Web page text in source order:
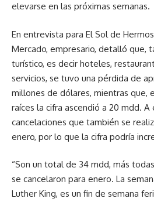
elevarse en las próximas semanas.
En entrevista para El Sol de
Mercado, empresario, detalló que,
turístico, es decir hoteles,
servicios, se tuvo una pérdida de
millones de dólares, mientras que,
raíces la cifra ascendió a 20 mdd. A
cancelaciones que también se
enero, por lo que la cifra podría
“Son un total de 34 mdd, más
se cancelaron para enero. La
Luther King, es un fin de semana